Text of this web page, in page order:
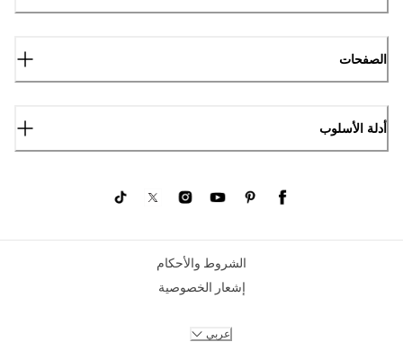
الصفحات
أدلة الأسلوب
الشروط والأحكام
إشعار الخصوصية
عربي